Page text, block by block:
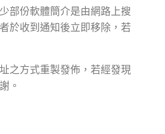
部份軟體簡介是由網路上搜
於收到通知後立即移除，若
之方式重製發佈，若經發現
。